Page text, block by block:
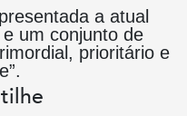
a atual
um conjunto de
prioritário e